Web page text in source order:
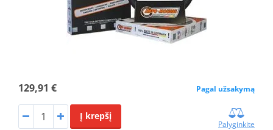
129,91 € Pagal užsakymą
Į krepšį
Palyginkite